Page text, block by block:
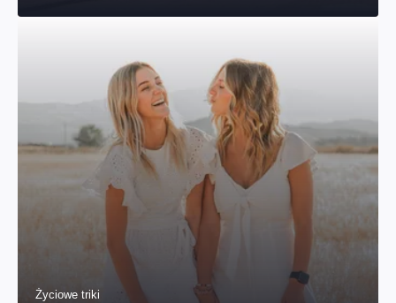
Życiowe triki